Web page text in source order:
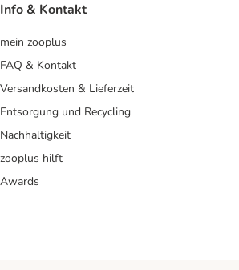
Info & Kontakt
mein zooplus
FAQ & Kontakt
Versandkosten & Lieferzeit
Entsorgung und Recycling
Nachhaltigkeit
zooplus hilft
Awards